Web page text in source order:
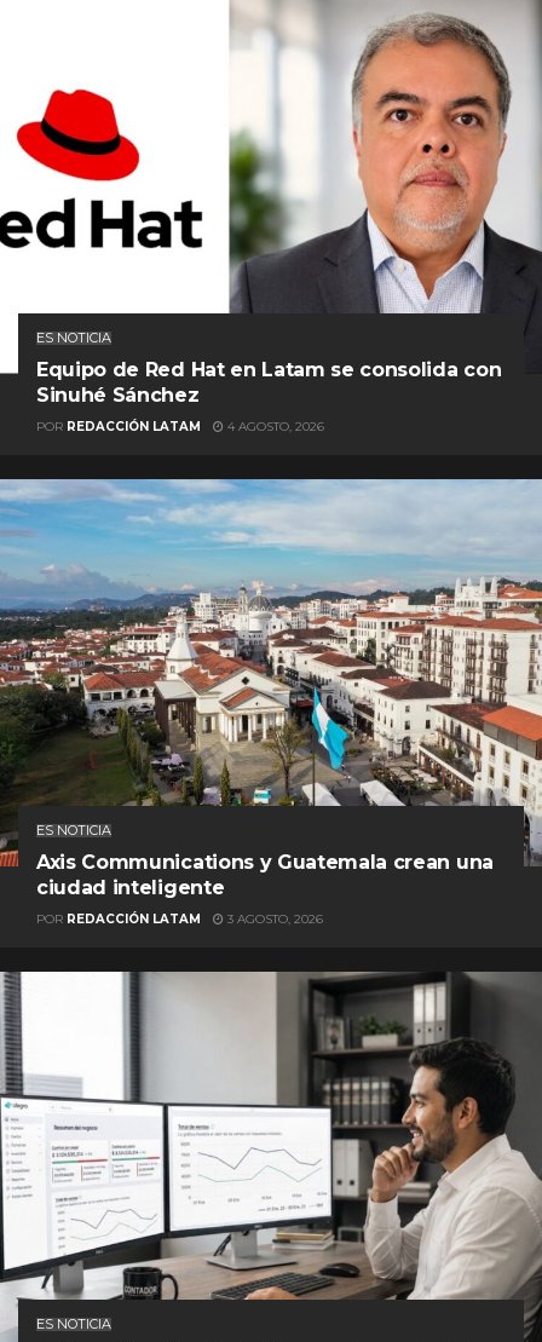
ES NOTICIA
Equipo de Red Hat en Latam se consolida con
Sinuhé Sánchez
POR REDACCIÓN LATAM 4 AGOSTO, 2026
ES NOTICIA
Axis Communications y Guatemala crean una
ciudad inteligente
POR REDACCIÓN LATAM 3 AGOSTO, 2026
ES NOTICIA